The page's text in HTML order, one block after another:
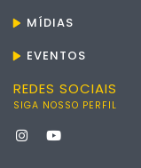
MÍDIAS
EVENTOS
REDES SOCIAIS
SIGA NOSSO PERFIL